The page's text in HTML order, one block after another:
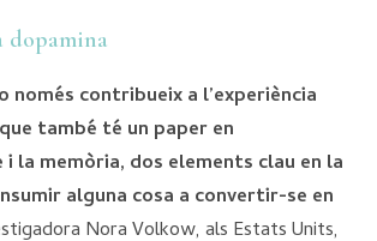
dopamina
només contribueix a l’experiència
també té un paper en
la memòria, dos elements clau en la
alguna cosa a convertir-se en
Nora Volkow, als Estats Units,